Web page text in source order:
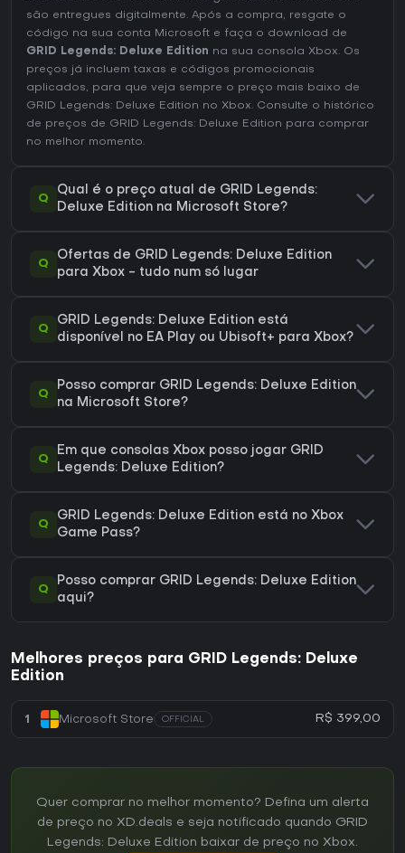
são entregues digitalmente. Após a compra, resgate o
código na sua conta Microsoft e faça o download de
GRID Legends: Deluxe Edition na sua consola Xbox. Os
preços já incluem taxas e códigos promocionais
aplicados, para que veja sempre o preço mais baixo de
GRID Legends: Deluxe Edition no Xbox. Consulte o histórico
de preços de GRID Legends: Deluxe Edition para comprar
no melhor momento.
Q
Qual é o preço atual de GRID Legends:
Deluxe Edition na Microsoft Store?
Q
Ofertas de GRID Legends: Deluxe Edition
para Xbox - tudo num só lugar
Q
GRID Legends: Deluxe Edition está
disponível no EA Play ou Ubisoft+ para Xbox?
Q
Posso comprar GRID Legends: Deluxe Edition
na Microsoft Store?
Q
Em que consolas Xbox posso jogar GRID
Legends: Deluxe Edition?
Q
GRID Legends: Deluxe Edition está no Xbox
Game Pass?
Q
Posso comprar GRID Legends: Deluxe Edition
aqui?
Melhores preços para GRID Legends: Deluxe
Edition
1 Microsoft Store OFFICIAL R$ 399,00
Quer comprar no melhor momento? Defina um alerta
de preço no XD.deals e seja notificado quando GRID
Legends: Deluxe Edition baixar de preço no Xbox.